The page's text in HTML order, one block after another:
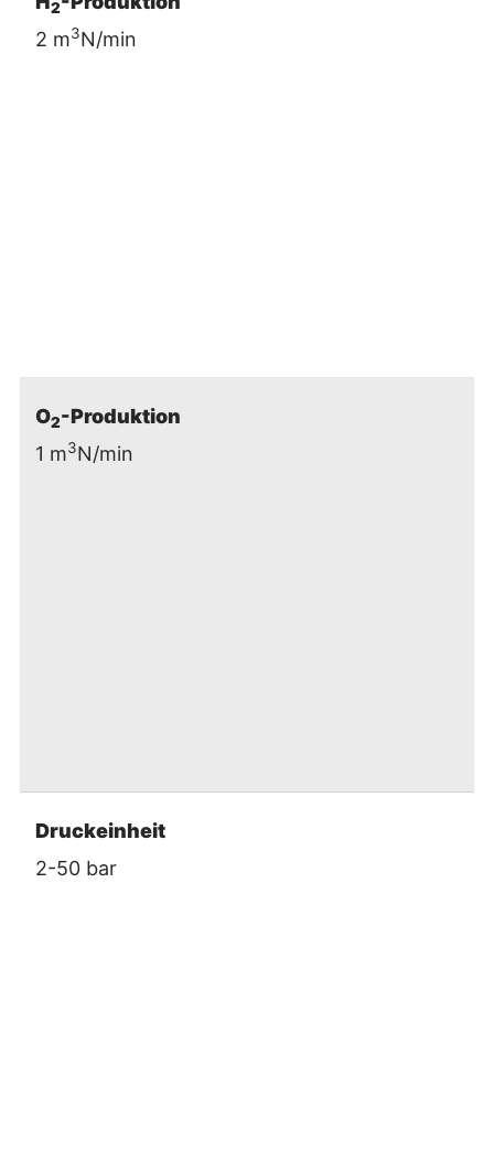
2
2 m3N/min
O2-Produktion
1 m3N/min
Druckeinheit
2-50 bar